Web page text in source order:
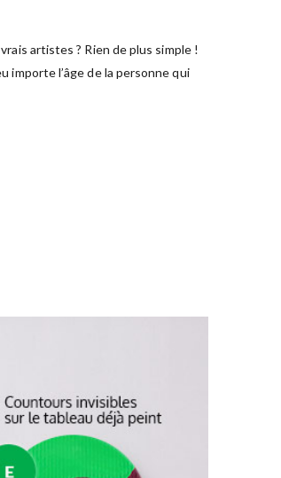
artistes ? Rien de plus simple !
importe l’âge de la personne qui